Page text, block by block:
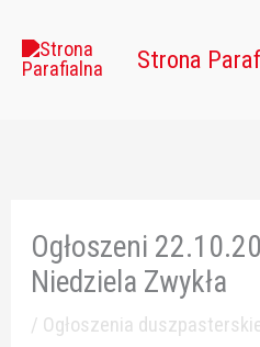
Strona
Ogłoszeni
Niedziela Zwykła
/ Ogłoszenia